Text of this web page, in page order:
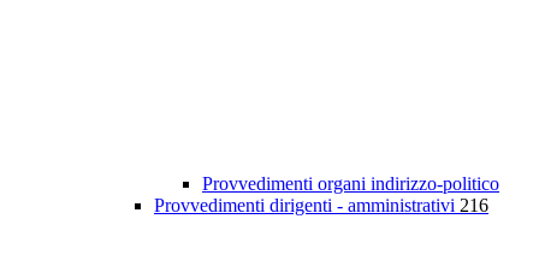
Provvedimenti organi indirizzo-politico
Provvedimenti dirigenti - amministrativi 216